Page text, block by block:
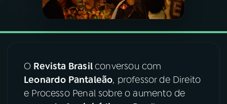
06VIDEOCASTS
07ÚLTIMAS
08 FESTIVAL DE MÚSICA
O Revista Brasilconversou com
Leonardo Pantaleão, professor de Direito
e Processo Penal sobre o aumento de